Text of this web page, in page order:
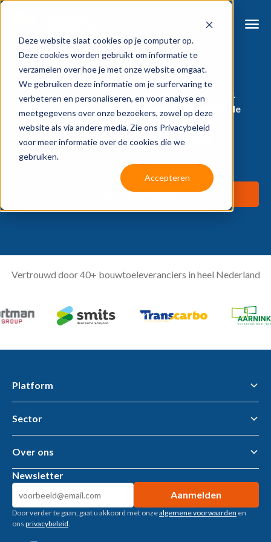
Deze website slaat cookies op je computer op.
Deze cookies worden gebruikt om informatie te
verzamelen over hoe je met onze website omgaat.
We gebruiken deze informatie om je surfervaring te
verbeteren en personaliseren, en voor analyse en
meetgegevens over onze bezoekers, zowel op deze
website als via andere media. Zie ons Privacybeleid
voor meer informatie over de cookies die we
gebruiken.
Accepteren
Controleert automatisch kosten en facturen t.o.v.
budget, voorspelt overschrijdingen en berekent de
impact van vertragingen. Geeft slimme
waarschuwingen en genereert automatische
statusupdates voor directie en projectteam.
Demo aanvragen
Vertrouwd door 40+ bouwtoeleveranciers in heel Nederland
Platform
Flawless Workflow Data & AI Platform
Business Intelligence
AI tools & AI Agents
Sector
Gemeenten – openbare ruimte
Woningcorporaties
Metaalbewerking
Bouwtoeleveranciers
Machinebouw
Installatietechniek
Recruitment
Over ons
Over ons
Kennisbank
Klantverhalen
Vacatures
Newsletter
Door verder te gaan, gaat u akkoord met onzealgemene voorwaarden en
ons privacybeleid.